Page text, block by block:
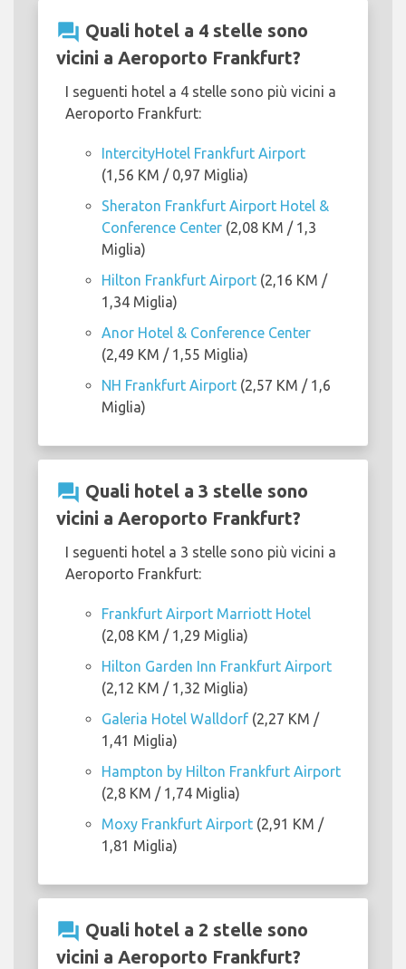
question_answer Quali hotel a 4 stelle sono
vicini a Aeroporto Frankfurt?
I seguenti hotel a 4 stelle sono più vicini a
Aeroporto Frankfurt:
IntercityHotel Frankfurt Airport
(1,56 KM / 0,97 Miglia)
Sheraton Frankfurt Airport Hotel &
Conference Center (2,08 KM / 1,3
Miglia)
Hilton Frankfurt Airport (2,16 KM /
1,34 Miglia)
Anor Hotel & Conference Center
(2,49 KM / 1,55 Miglia)
NH Frankfurt Airport (2,57 KM / 1,6
Miglia)
question_answer Quali hotel a 3 stelle sono
vicini a Aeroporto Frankfurt?
I seguenti hotel a 3 stelle sono più vicini a
Aeroporto Frankfurt:
Frankfurt Airport Marriott Hotel
(2,08 KM / 1,29 Miglia)
Hilton Garden Inn Frankfurt Airport
(2,12 KM / 1,32 Miglia)
Galeria Hotel Walldorf (2,27 KM /
1,41 Miglia)
Hampton by Hilton Frankfurt Airport
(2,8 KM / 1,74 Miglia)
Moxy Frankfurt Airport (2,91 KM /
1,81 Miglia)
question_answer Quali hotel a 2 stelle sono
vicini a Aeroporto Frankfurt?